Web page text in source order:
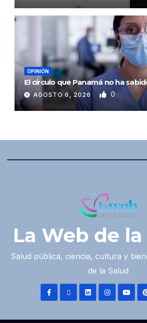
OPINIÓN
El círculo que Panamá no ha
AGOSTO 6, 2026 0
La Web de
Salud pública, ciencia, cultura y
de la Salud